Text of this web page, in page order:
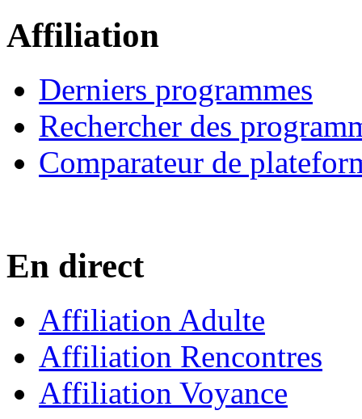
Affiliation
Derniers programmes
Rechercher des
Comparateur de
En direct
Affiliation Adulte
Affiliation Rencontres
Affiliation Voyance